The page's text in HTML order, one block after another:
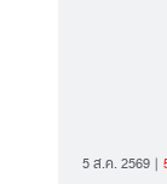
5 ส.ค. 2569